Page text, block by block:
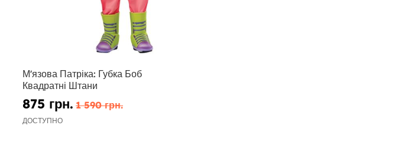
М'язова Патріка: Губка Боб
Квадратні Штани
875 грн. 1 590 грн.
ДОСТУПНО